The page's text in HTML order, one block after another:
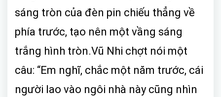
sáng tròn của đèn pin chiếu thẳng về
phía trước, tạo nên một vầng sáng
trắng hình tròn.Vũ Nhi chợt nói một
câu: “Em nghĩ, chắc một năm trước, cái
người lao vào ngôi nhà này cũng nhìn